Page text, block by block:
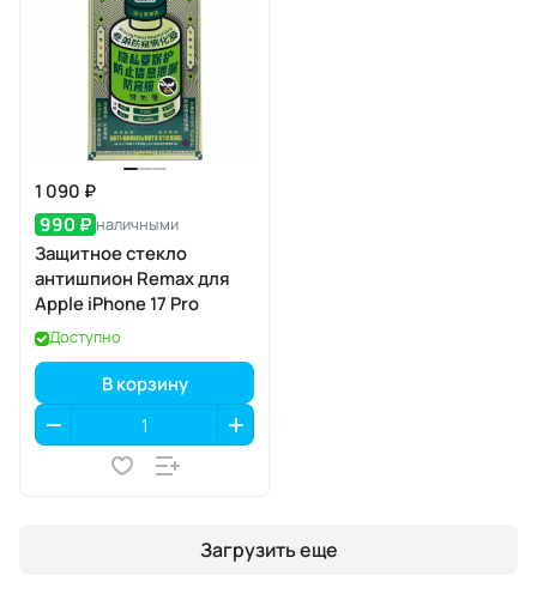
1 090 ₽
990 ₽ наличными
Защитное стекло
антишпион Remax для
Apple iPhone 17 Pro
Доступно
В корзину
Загрузить еще